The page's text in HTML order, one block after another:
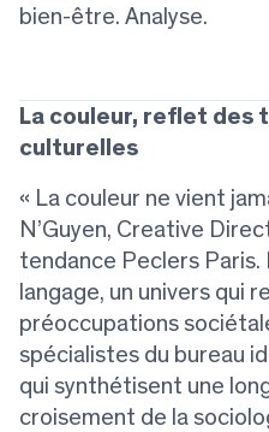
bien-être. Analyse.
La couleur, reflet des
culturelles
« La couleur ne vient
N’Guyen, Creative
tendance Peclers Paris.
langage, un univers qui
préoccupations
spécialistes du bureau
qui synthétisent une
croisement de la